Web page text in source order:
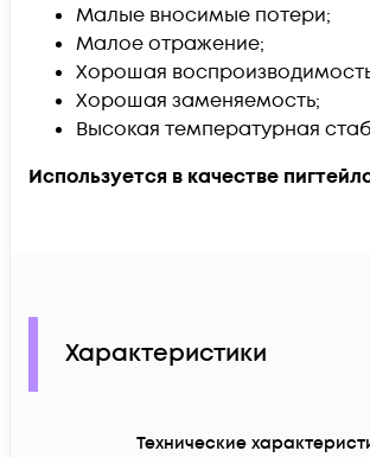
Малые вносимые потери;
Малое отражение;
Хорошая
Хорошая заменяемость;
Высокая температурная
Используется в качестве
Характеристики
Технические